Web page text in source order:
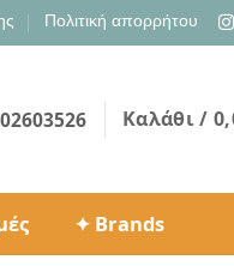
Πολιτική απορρήτου
Καλάθι /
✦ Brands